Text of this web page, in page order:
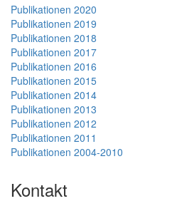
Publikationen 2020
Publikationen 2019
Publikationen 2018
Publikationen 2017
Publikationen 2016
Publikationen 2015
Publikationen 2014
Publikationen 2013
Publikationen 2012
Publikationen 2011
Publikationen 2004-2010
Kontakt